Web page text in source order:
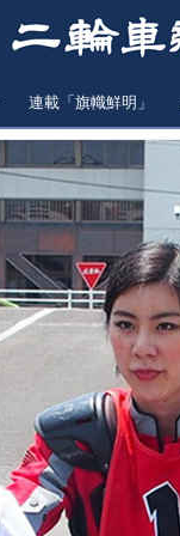
連載「旗幟鮮明」